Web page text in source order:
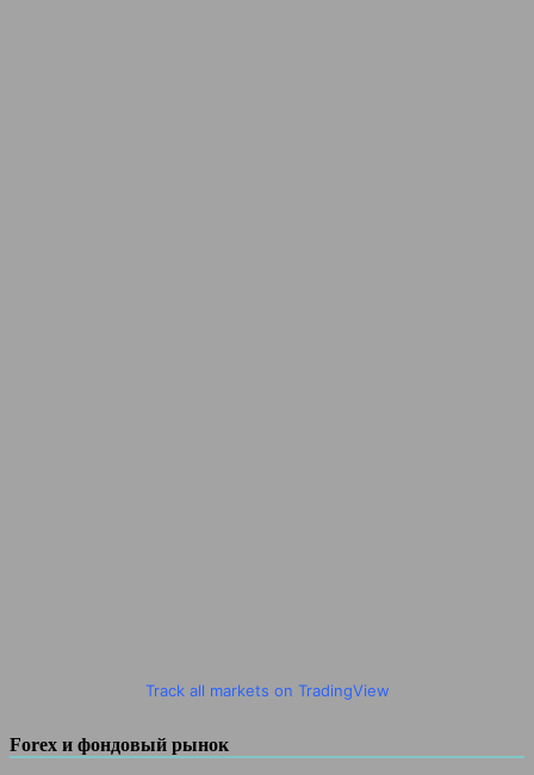
Track all markets on TradingView
Forex и фондовый рынок